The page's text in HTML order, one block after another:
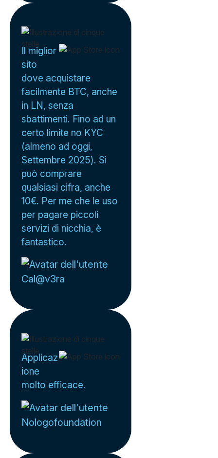
Il miglior
sito
dove acquistare
facilmente BTC, anche
in LN, senza
sbattimenti. Fino ad un
certo limite no KYC
(almeno ad oggi,
Settembre 2025). Si
può comprare
qualsiasi cifra, anche
10€. Per me che le uso
per pagare piccoli
servizi di nicchia, è
fantastico.
Cal@v3ra
Applicaz
ione
molto efficace.
Nologofoundation